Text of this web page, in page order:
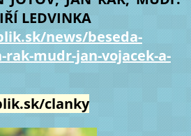
LEDVINKA
news/beseda-
mudr-jan-vojacek-a-
clanky